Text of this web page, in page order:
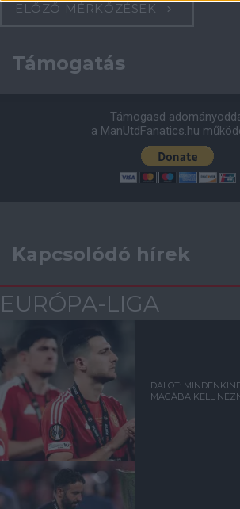
ELŐZŐ MÉRKŐZÉSEK
Támogatás
Támogasd
a ManUtdFanatics.hu
Kapcsolódó hírek
EURÓPA-LIGA
DALOT:
MAGÁBA KELL